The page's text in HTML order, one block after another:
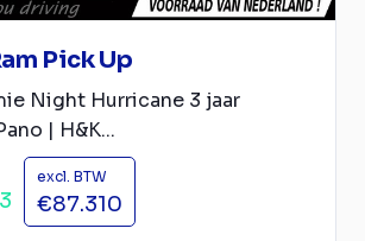
Pick Up
Night Hurricane 3 jaar
| H&K...
excl. BTW
€87.310